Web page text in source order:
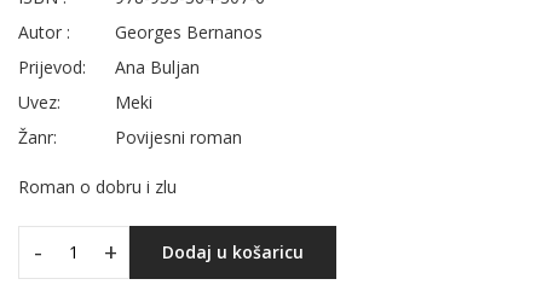
Autor :
Georges Bernanos
Prijevod:
Ana Buljan
Uvez:
Meki
Žanr:
Povijesni roman
Roman o dobru i zlu
- + Dodaj u košaricu